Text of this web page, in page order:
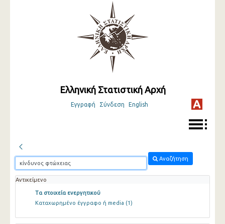
Ελληνική Στατιστική Αρχή
Εγγραφή Σύνδεση English
Αναζήτηση
Αντικείμενο
Τα στοιχεία ενεργητικού
Καταχωρημένο έγγραφο ή media (1)